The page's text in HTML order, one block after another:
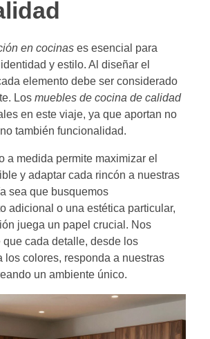
en cocinas es esencial para
y estilo. Al diseñar el
elemento debe ser considerado
Los muebles de cocina de calidad
en este viaje, ya que aportan no
también funcionalidad.
a medida permite maximizar el
y adaptar cada rincón a nuestras
sea que busquemos
adicional o una estética particular,
juega un papel crucial. Nos
que cada detalle, desde los
los colores, responda a nuestras
un ambiente único.